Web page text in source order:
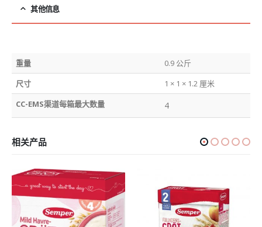
其他信息
重量
0.9 公斤
尺寸
1 × 1 × 1.2 厘米
CC-EMS渠道每箱最大数量
4
相关产品